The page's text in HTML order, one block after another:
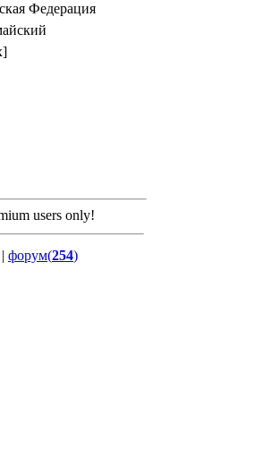
Федерация
users only!
| форум(254)